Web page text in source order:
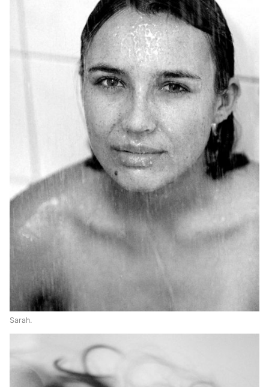
Sarah.